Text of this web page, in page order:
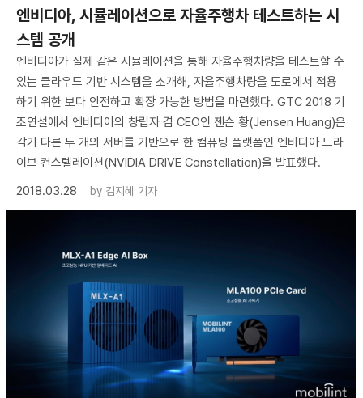
엔비디아, 시뮬레이션으로 자율주행차 테스트하는 시
스템 공개
엔비디아가 실제 같은 시뮬레이션을 통해 자율주행차량을 테스트할 수
있는 클라우드 기반 시스템을 소개해, 자율주행차량을 도로에서 적용
하기 위한 보다 안전하고 확장 가능한 방법을 마련했다. GTC 2018 기
조연설에서 엔비디아의 창립자 겸 CEO인 젠슨 황(Jensen Huang)은
각기 다른 두 개의 서버를 기반으로 한 컴퓨팅 플랫폼인 엔비디아 드라
이브 컨스텔레이션(NVIDIA DRIVE Constellation)을 발표했다.
2018.03.28
by 김지혜 기자